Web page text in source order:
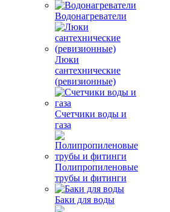
Водонагреватели
Люки
сантехнические
(ревизионные)
Счетчики воды и
газа
Полипропиленовые
трубы и фитинги
Баки для воды